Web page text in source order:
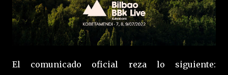
El comunicado oficial reza lo siguiente: